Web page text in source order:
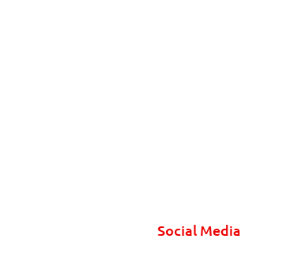
Social Media